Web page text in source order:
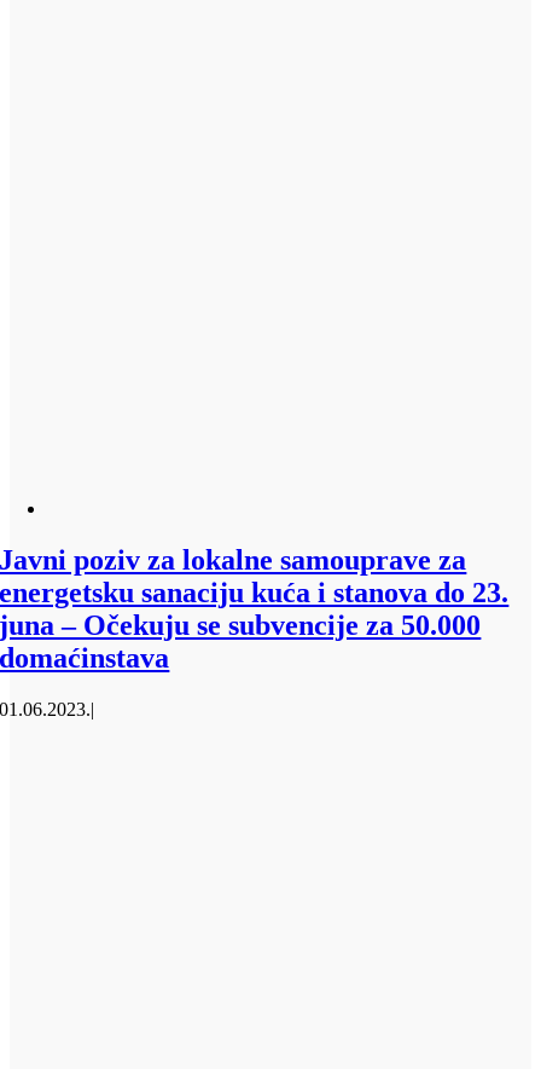
Javni poziv za lokalne samouprave za
energetsku sanaciju kuća i stanova do 23.
juna – Očekuju se subvencije za 50.000
domaćinstava
01.06.2023.|